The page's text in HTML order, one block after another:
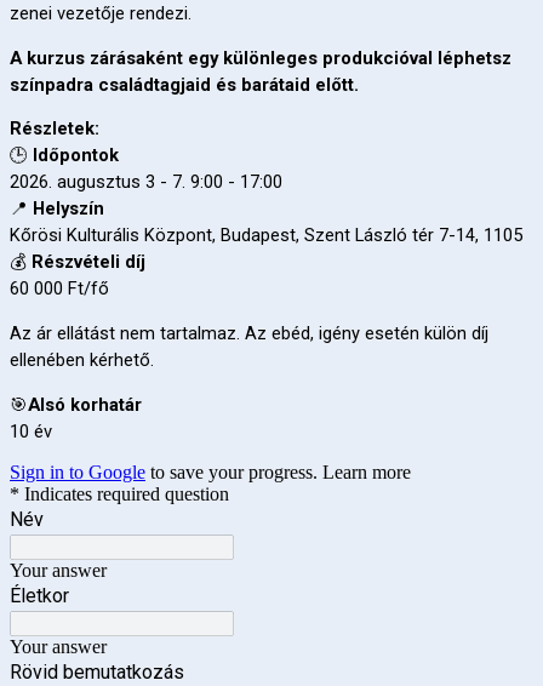
zenei vezetője rendezi.
A kurzus zárásaként egy különleges produkcióval léphetsz
színpadra családtagjaid és barátaid előtt.
Részletek:
🕒 Időpontok
2026. augusztus 3 - 7. 9:00 - 17:00
📍 Helyszín
Kőrösi Kulturális Központ, Budapest, Szent László tér 7-14, 1105
💰 Részvételi díj
60 000 Ft/fő
Az ár ellátást nem tartalmaz. Az ebéd, igény esetén külön díj
ellenében kérhető.
🎯Alsó korhatár
10 év
Sign in to Google to save your progress. Learn more
* Indicates required question
Név
Your answer
Életkor
Your answer
Rövid bemutatkozás